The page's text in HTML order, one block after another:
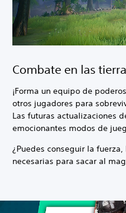
Combate en las
¡Forma un equipo de
otros jugadores para
Las futuras actualizaciones
emocionantes modos de
¿Puedes conseguir la
necesarias para sacar al